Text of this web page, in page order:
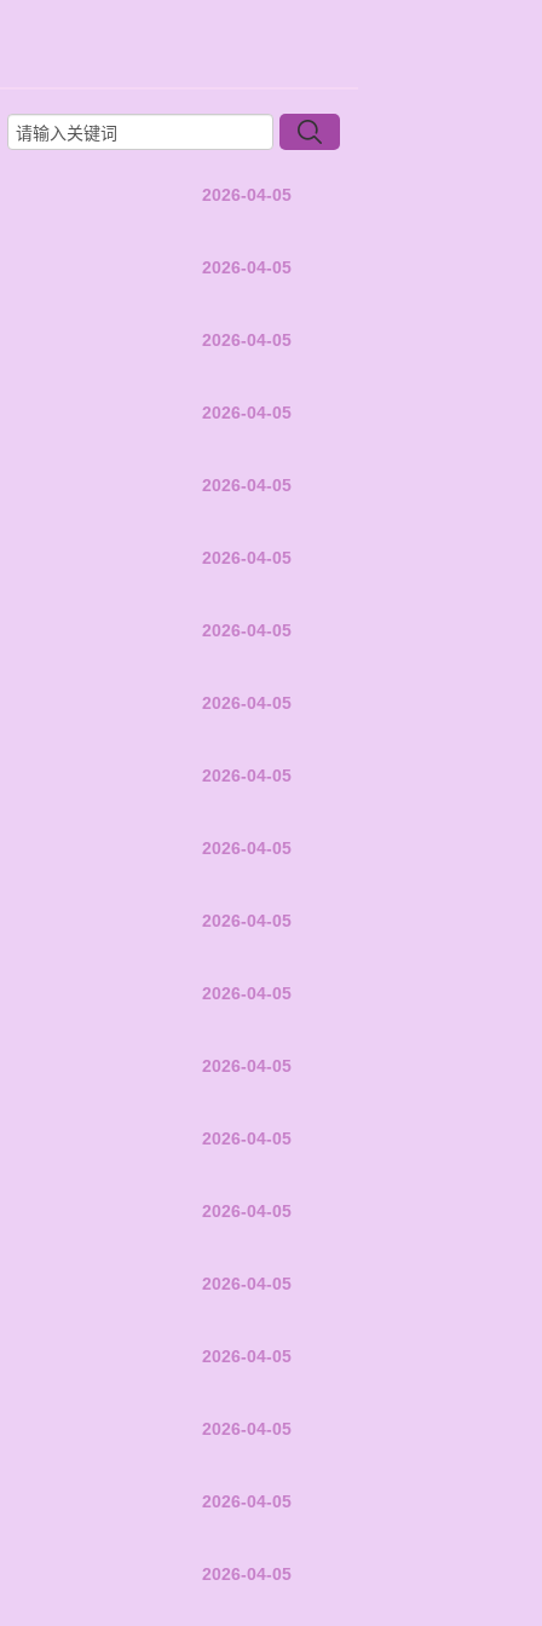
2026-04-05
2026-04-05
2026-04-05
2026-04-05
2026-04-05
2026-04-05
2026-04-05
2026-04-05
2026-04-05
2026-04-05
2026-04-05
2026-04-05
2026-04-05
2026-04-05
2026-04-05
2026-04-05
2026-04-05
2026-04-05
2026-04-05
2026-04-05